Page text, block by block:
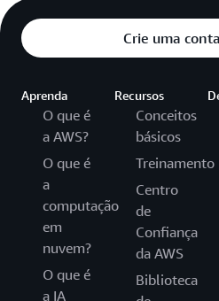
Crie uma
Aprenda
O que é
a AWS?
O que é
a
computação
em
nuvem?
O que é
a IA
Recursos
Conceitos
básicos
Treinamento
Centro
de
Confiança
da AWS
Biblioteca